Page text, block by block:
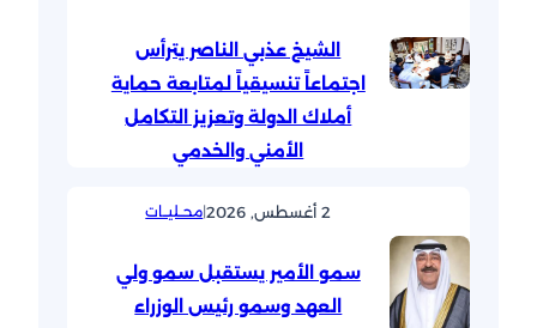
الشيخ عذبي الناصر يترأس
اجتماعاً تنسيقياً لمتابعة حماية
أملاك الدولة وتعزيز التكامل
الأمني والخدمي
2 أغسطس, 2026 |محــليــات
سمو الأمير يستقبل سمو ولي
العهد وسمو رئيس الوزراء